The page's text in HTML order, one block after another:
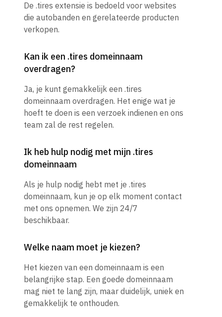
De .tires extensie is bedoeld voor websites
die autobanden en gerelateerde producten
verkopen.
Kan ik een .tires domeinnaam
overdragen?
Ja, je kunt gemakkelijk een .tires
domeinnaam overdragen. Het enige wat je
hoeft te doen is een verzoek indienen en ons
team zal de rest regelen.
Ik heb hulp nodig met mijn .tires
domeinnaam
Als je hulp nodig hebt met je .tires
domeinnaam, kun je op elk moment contact
met ons opnemen. We zijn 24/7
beschikbaar.
Welke naam moet je kiezen?
Het kiezen van een domeinnaam is een
belangrijke stap. Een goede domeinnaam
mag niet te lang zijn, maar duidelijk, uniek en
gemakkelijk te onthouden.